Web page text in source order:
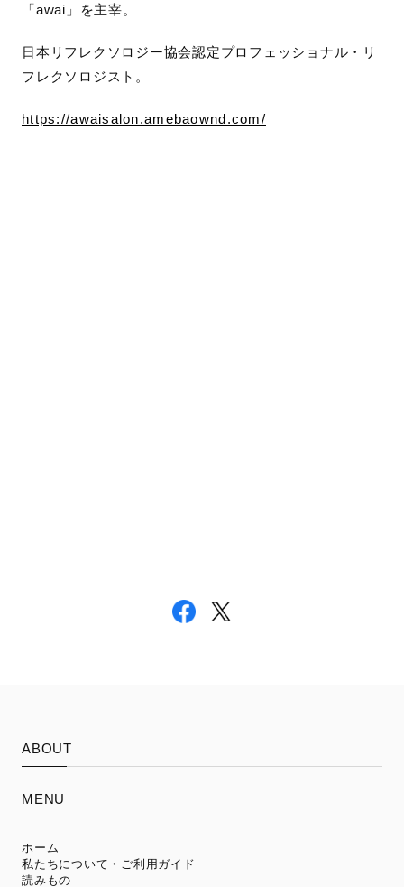
「awai」を主宰。
日本リフレクソロジー協会認定プロフェッショナル・リ
フレクソロジスト。
https://awaisalon.amebaownd.com/
ABOUT
MENU
ホーム
私たちについて・ご利用ガイド
読みもの